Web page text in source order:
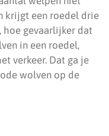
krijgt een roedel drie
hoe gevaarlijker dat
in een roedel,
verkeer. Dat ga je
wolven op de